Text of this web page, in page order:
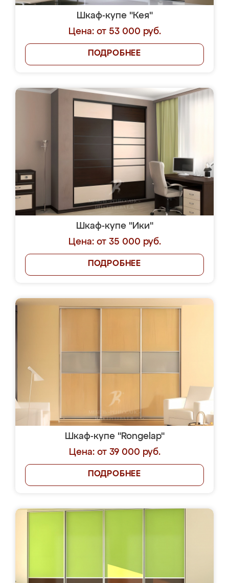
Шкаф-купе "Кея"
Цена: от 53 000 руб.
ПОДРОБНЕЕ
Шкаф-купе "Ики"
Цена: от 35 000 руб.
ПОДРОБНЕЕ
Шкаф-купе "Rongelap"
Цена: от 39 000 руб.
ПОДРОБНЕЕ